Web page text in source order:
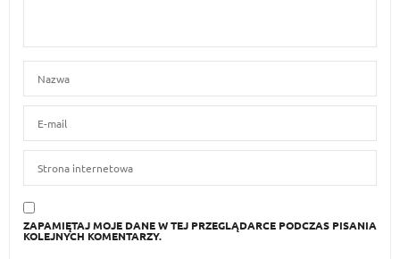
ZAPAMIĘTAJ MOJE DANE W TEJ PRZEGLĄDARCE PODCZAS PISANIA
KOLEJNYCH KOMENTARZY.